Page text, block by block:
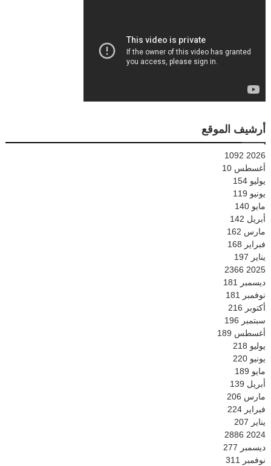
أرشيف الموقع
2026
1092
أغسطس 10
يوليو 154
يونيو 119
مايو 140
أبريل 142
مارس 162
فبراير 168
يناير 197
2025
2366
ديسمبر 181
نوفمبر 181
أكتوبر 216
سبتمبر 196
أغسطس 189
يوليو 218
يونيو 220
مايو 189
أبريل 139
مارس 206
فبراير 224
يناير 207
2024
2886
ديسمبر 277
نوفمبر 311